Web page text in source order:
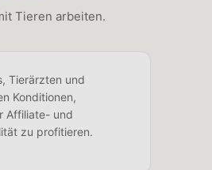
Tieren arbeiten.
Tierärzten und
Konditionen,
Affiliate- und
zu profitieren.